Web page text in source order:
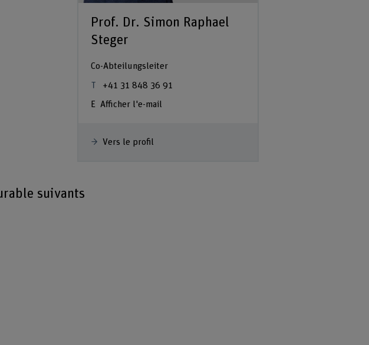
Prof. Dr. Simon Raphael
Steger
Co-Abteilungsleiter
+41 31 848 36 91
Afficher l'e-mail
Vers le profil
suivants